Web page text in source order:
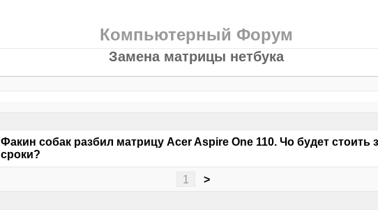
Компьютерный Форум
Замена матрицы нетбука
Факин собак разбил матрицу Acer Aspire One 110. Чо будет стоить
сроки?
1 >